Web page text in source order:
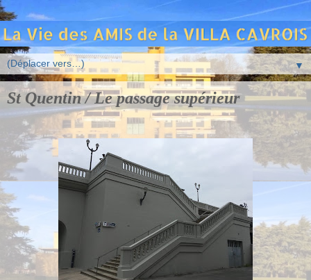
▼
St Quentin / Le passage supérieur